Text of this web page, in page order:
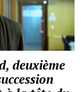
deuxième